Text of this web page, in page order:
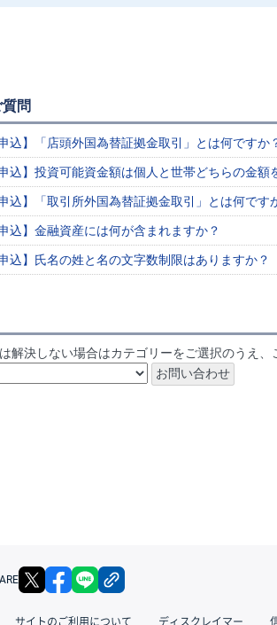
問
込】「店頭外国為替証拠金取引」とは何ですか
込】投資可能資金額は個人と世帯どちらの金額
込】「取引所外国為替証拠金取引」とは何です
込】金融資産には何が含まれますか？
込】氏名の姓と名の文字数制限はありますか？
解決しない場合はカテゴリーをご選択のうえ、
X facebook
サイトのご利用について ディスクレイマー